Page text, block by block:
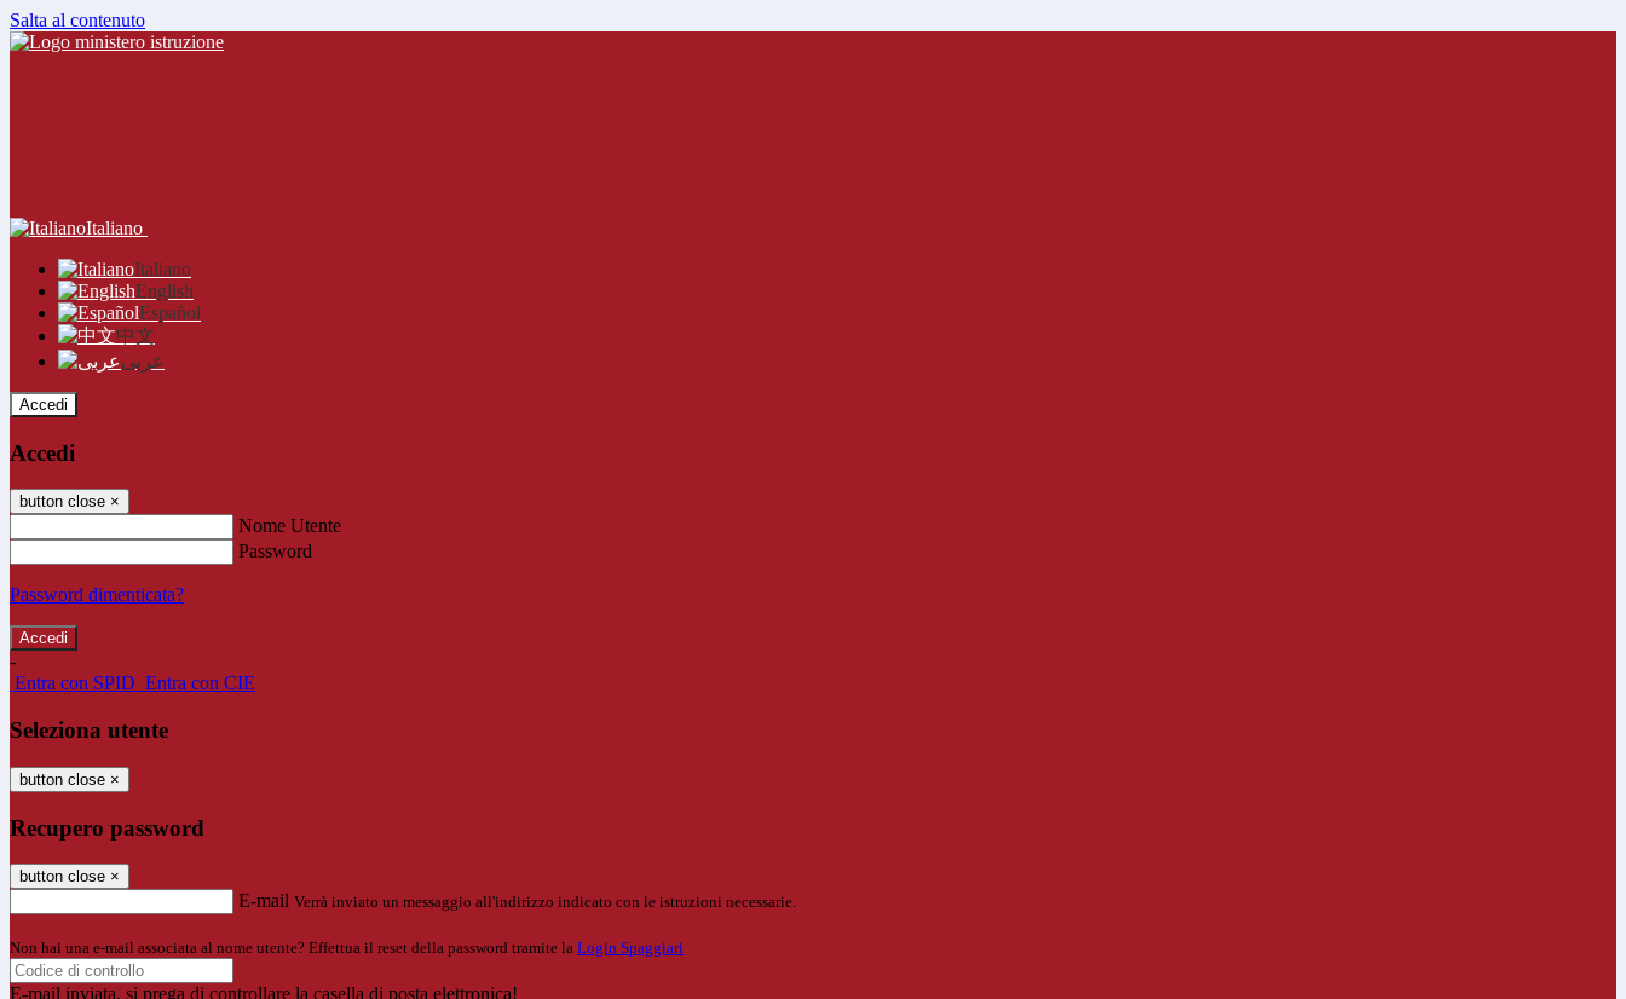
Salta al contenuto
Italiano
Italiano
English
Español
中文
عربى
Accedi
Accedi
button close ×
Nome Utente
Password
Password dimenticata?
-
Entra con SPID Entra con CIE
Seleziona utente
button close ×
Recupero password
button close ×
E-mail Verrà inviato un messaggio all'indirizzo indicato con le istruzioni necessarie.
Non hai una e-mail associata al nome utente? Effettua il reset della password tramite la Login Spaggiari
E-mail inviata, si prega di controllare la casella di posta elettronica!